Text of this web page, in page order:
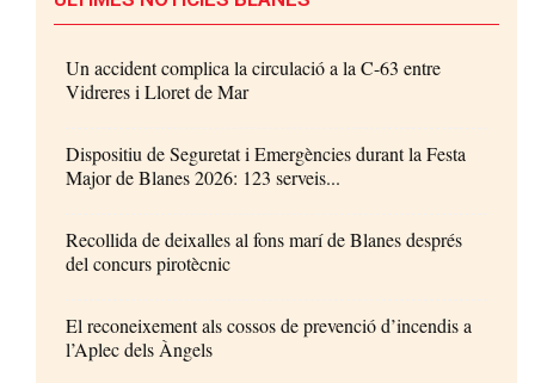
Un accident complica la circulació a la C-63 entre
Vidreres i Lloret de Mar
Dispositiu de Seguretat i Emergències durant la Festa
Major de Blanes 2026: 123 serveis...
Recollida de deixalles al fons marí de Blanes després
del concurs pirotècnic
El reconeixement als cossos de prevenció d’incendis a
l’Aplec dels Àngels